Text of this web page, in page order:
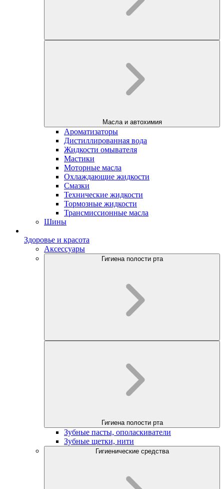
Масла и автохимия
Ароматизаторы
Дистиллированная вода
Жидкости омывателя
Мастики
Моторные масла
Охлаждающие жидкости
Смазки
Технические жидкости
Тормозные жидкости
Трансмиссионные масла
Шины
Здоровье и красота
Аксессуары
Гигиена полости рта
Гигиена полости рта
Зубные пасты, ополаскиватели
Зубные щетки, нити
Гигиенические средства